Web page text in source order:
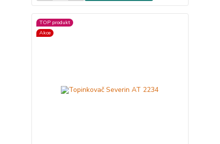
TOP produkt
Akce